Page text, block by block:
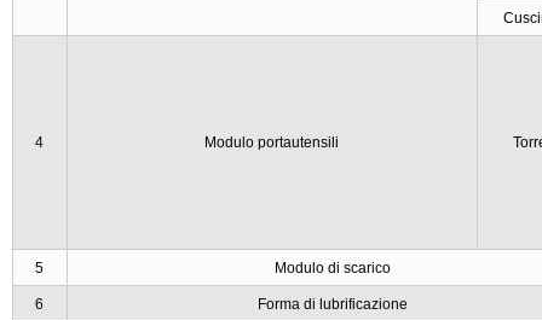
4 Modulo portautensili
5 Modulo di scarico
6 Forma di lubrificazione